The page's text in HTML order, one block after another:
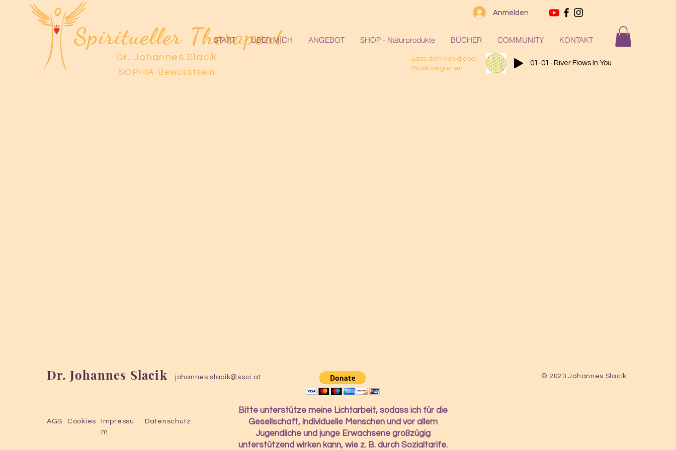
Dr. Johannes Slacik
Spiritueller Therapeut
SOPHIA-Bewusstsein
Anmelden
START ÜBER MICH ANGEBOT SHOP - Naturprodukte BÜCHER COMMUNITY KONTAKT
Lass dich von dieser
Musik begleiten
01-01- River Flows In You
Dr. Johannes Slacik johannes.slacik@ssci.at
AGB Cookies
Impressu
m
Datenschutz
© 2023 Johannes Slacik
Bitte unterstütze meine Lichtarbeit, sodass ich für die
Gesellschaft, individuelle Menschen und vor allem
Jugendliche und junge Erwachsene großzügig
unterstützend wirken kann, wie z. B. durch Sozialtarife.